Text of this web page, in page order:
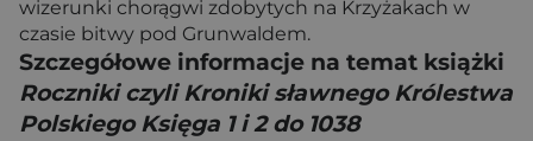
wizerunki chorągwi zdobytych na Krzyżakach w
czasie bitwy pod Grunwaldem.
Szczegółowe informacje na temat książki
Roczniki czyli Kroniki sławnego Królestwa
Polskiego Księga 1 i 2 do 1038